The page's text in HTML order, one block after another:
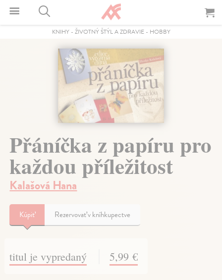
KNIHY- ŽIVOTNÝ ŠTÝL A ZDRAVIE- HOBBY
Přáníčka z papíru pro
každou příležitost
Kalašová Hana
Kúpiť Rezervovať v kníhkupectve
titul je vypredaný 5,99 €